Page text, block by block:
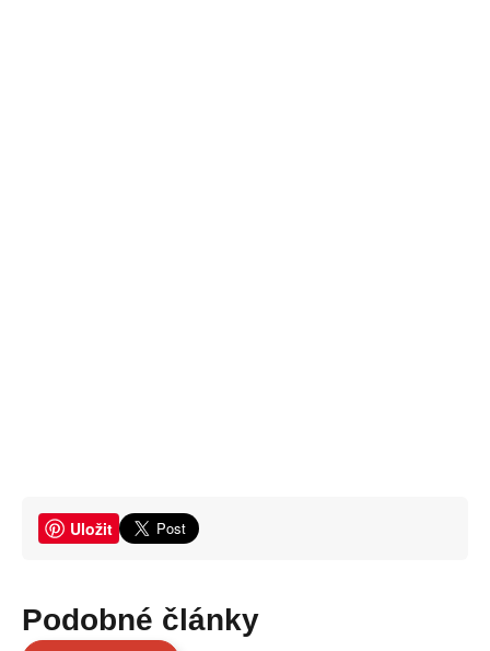
Uložit
Podobné články